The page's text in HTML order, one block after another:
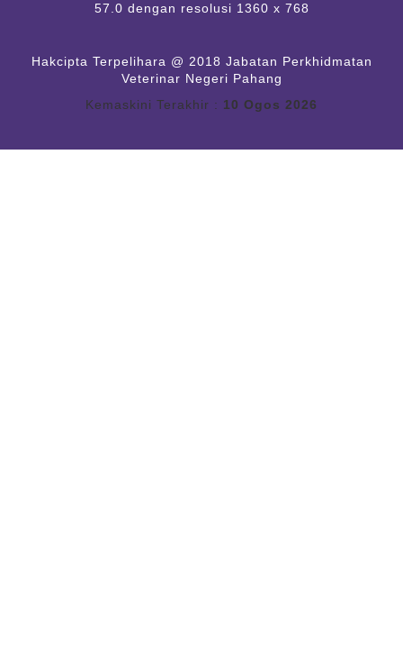
57.0 dengan resolusi 1360 x 768
Hakcipta Terpelihara @ 2018 Jabatan Perkhidmatan
Veterinar Negeri Pahang
Kemaskini Terakhir : 10 Ogos 2026